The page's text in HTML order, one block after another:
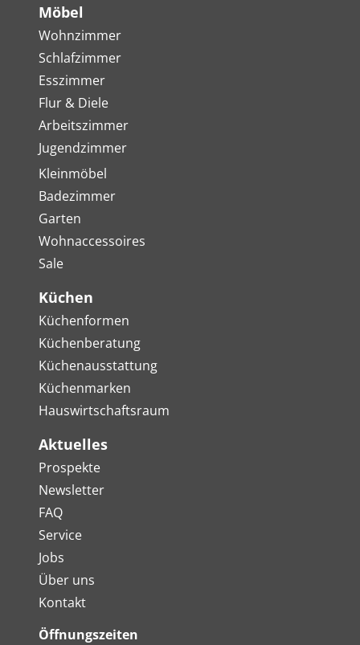
Möbel
Wohnzimmer
Schlafzimmer
Esszimmer
Flur & Diele
Arbeitszimmer
Jugendzimmer
Kleinmöbel
Badezimmer
Garten
Wohnaccessoires
Sale
Küchen
Küchenformen
Küchenberatung
Küchenausstattung
Küchenmarken
Hauswirtschaftsraum
Aktuelles
Prospekte
Newsletter
FAQ
Service
Jobs
Über uns
Kontakt
Öffnungszeiten